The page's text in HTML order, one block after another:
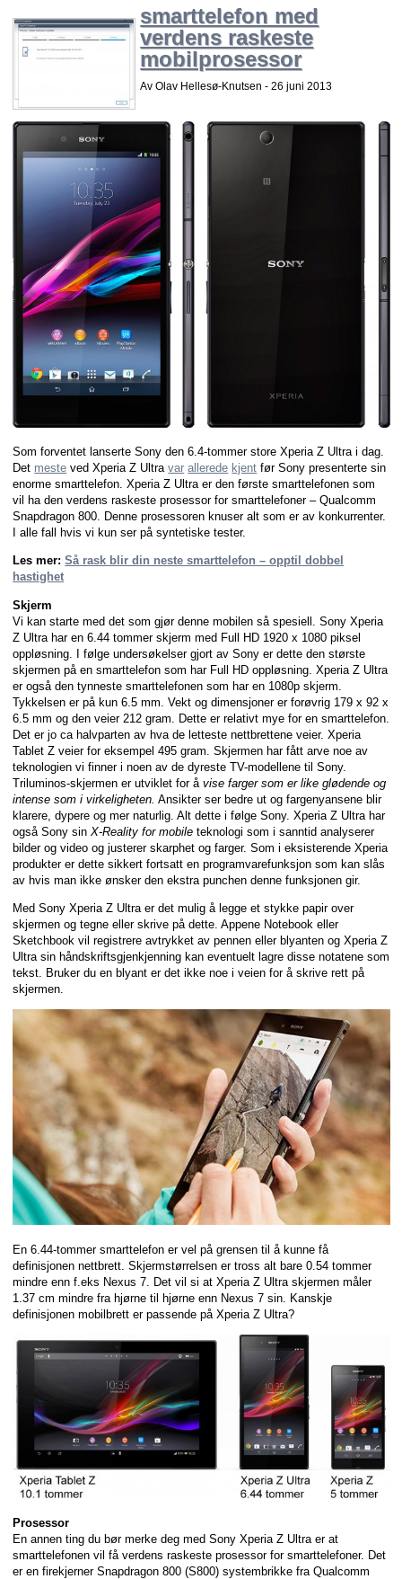
smarttelefon med
verdens raskeste
mobilprosessor
Av Olav Hellesø-Knutsen -26 juni 2013
Som forventet lanserte Sony den 6.4-tommer store Xperia Z Ultra i dag.
Det meste ved Xperia Z Ultravar allerede kjent før Sony presenterte sin
enorme smarttelefon. Xperia Z Ultra er den første smarttelefonen som
vil ha den verdens raskeste prosessor for smarttelefoner – Qualcomm
Snapdragon 800. Denne prosessoren knuser alt som er av konkurrenter.
I alle fall hvis vi kun ser på syntetiske tester.
Les mer:Så rask blir din neste smarttelefon – opptil dobbel
hastighet
Skjerm
Vi kan starte med det som gjør denne mobilen så spesiell. Sony Xperia
Z Ultra har en 6.44 tommer skjerm med Full HD 1920 x 1080 piksel
oppløsning. I følge undersøkelser gjort av Sony er dette den største
skjermen på en smarttelefon som har Full HD oppløsning. Xperia Z Ultra
er også den tynneste smarttelefonen som har en 1080p skjerm.
Tykkelsen er på kun 6.5 mm. Vekt og dimensjoner er forøvrig 179 x 92 x
6.5 mm og den veier 212 gram. Dette er relativt mye for en smarttelefon.
Det er jo ca halvparten av hva de letteste nettbrettene veier. Xperia
Tablet Z veier for eksempel 495 gram. Skjermen har fått arve noe av
teknologien vi finner i noen av de dyreste TV-modellene til Sony.
Triluminos-skjermen er utviklet for åvise farger som er like glødende og
intense som i virkeligheten. Ansikter ser bedre ut og fargenyansene blir
klarere, dypere og mer naturlig. Alt dette i følge Sony. Xperia Z Ultra har
også Sony sinX-Reality for mobile teknologi som i sanntid analyserer
bilder og video og justerer skarphet og farger. Som i eksisterende Xperia
produkter er dette sikkert fortsatt en programvarefunksjon som kan slås
av hvis man ikke ønsker den ekstra punchen denne funksjonen gir.
Med Sony Xperia Z Ultra er det mulig å legge et stykke papir over
skjermen og tegne eller skrive på dette. Appene Notebook eller
Sketchbook vil registrere avtrykket av pennen eller blyanten og Xperia Z
Ultra sin håndskriftsgjenkjenning kan eventuelt lagre disse notatene som
tekst. Bruker du en blyant er det ikke noe i veien for å skrive rett på
skjermen.
En 6.44-tommer smarttelefon er vel på grensen til å kunne få
definisjonen nettbrett. Skjermstørrelsen er tross alt bare 0.54 tommer
mindre enn f.eks Nexus 7. Det vil si at Xperia Z Ultra skjermen måler
1.37 cm mindre fra hjørne til hjørne enn Nexus 7 sin. Kanskje
definisjonen mobilbrett er passende på Xperia Z Ultra?
Prosessor
En annen ting du bør merke deg med Sony Xperia Z Ultra er at
smarttelefonen vil få verdens raskeste prosessor for smarttelefoner. Det
er en firekjerner Snapdragon 800 (S800) systembrikke fra Qualcomm